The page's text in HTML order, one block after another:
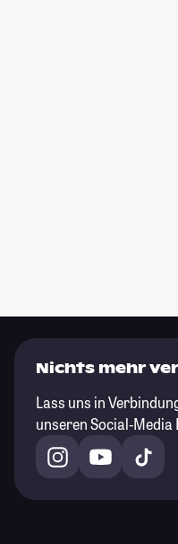
Nichts mehr
Lass uns in
unseren Social-Media